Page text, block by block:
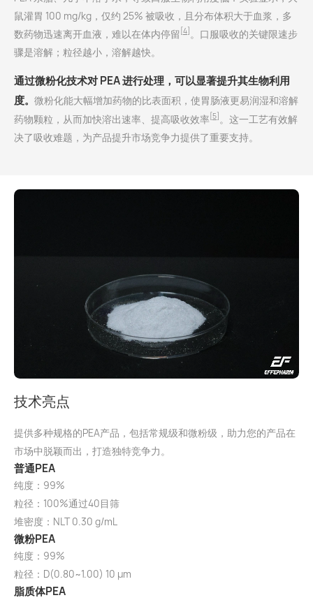
鼠灌胃 100 mg/kg，仅约 25% 被吸收，且分布体积大于血浆，多
数药物迅速离开血液，难以在体内停留 [4] 。口服吸收的关键限速步
骤是溶解；粒径越小，溶解越快。
通过微粉化技术对 PEA 进行处理，可以显著提升其生物利用
度。 微粉化能大幅增加药物的比表面积，使胃肠液更易润湿和溶解
药物颗粒，从而加快溶出速率、提高吸收效率 [5] 。这一工艺有效解
决了吸收难题，为产品提升市场竞争力提供了重要支持。
技术亮点
提供多种规格的PEA产品，包括常规级和微粉级，助力您的产品在
市场中脱颖而出，打造独特竞争力。
普通PEA
纯度：99%
粒径：100%通过40目筛
堆密度：NLT 0.30 g/mL
微粉PEA
纯度：99%
粒径：D(0.80~1.00) 10 µm
脂质体PEA